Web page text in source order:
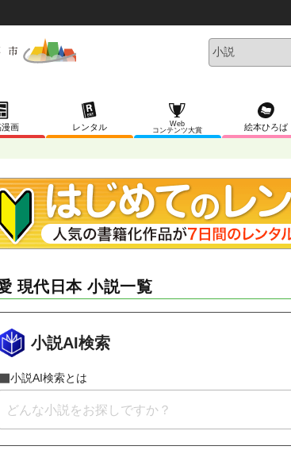
画 レンタル
Web
コンテンツ大賞
絵本ひろば
現代日本 小説一覧
小説AI検索
小説AI検索とは